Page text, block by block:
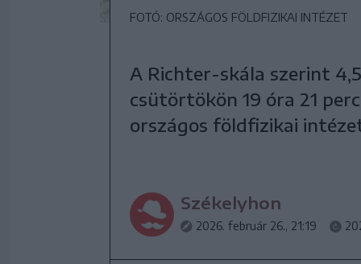
FOTÓ: ORSZÁGOS FÖLDFIZIKAI INTÉZET
A Richter-skála szerint
csütörtökön 19 óra 21
országos földfizikai
Székelyhon
2026. február 26., 21:19